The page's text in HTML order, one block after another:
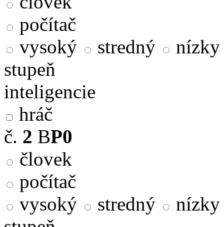
počítač
vysoký
stredný
nízky
stupeň
inteligencie
hráč
č. 2 BP0
človek
počítač
vysoký
stredný
nízky